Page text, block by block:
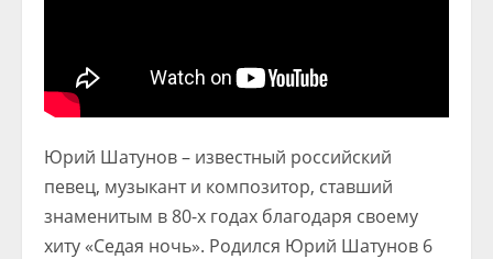
Юрий Шатунов – известный российский
певец, музыкант и композитор, ставший
знаменитым в 80-х годах благодаря своему
хиту «Седая ночь». Родился Юрий Шатунов 6